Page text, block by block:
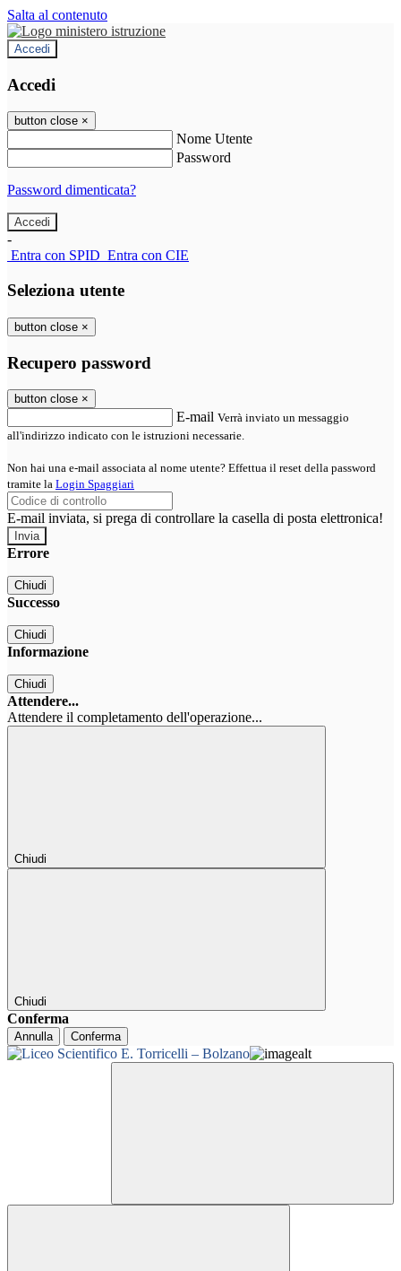
Salta al contenuto
Accedi
Accedi
button close ×
Nome Utente
Password
Password dimenticata?
-
Entra con SPID Entra con CIE
Seleziona utente
button close ×
Recupero password
button close ×
E-mail Verrà inviato un messaggio
all'indirizzo indicato con le istruzioni necessarie.
Non hai una e-mail associata al nome utente? Effettua il reset della password
tramite la Login Spaggiari
E-mail inviata, si prega di controllare la casella di posta elettronica!
Errore
Chiudi
Successo
Chiudi
Informazione
Chiudi
Attendere...
Attendere il completamento dell'operazione...
Chiudi
Chiudi
Conferma
Annulla Conferma